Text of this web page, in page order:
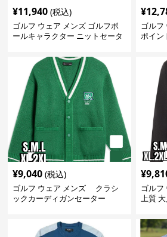
¥11,940 (税込)
ゴルフ ウェア メンズ ゴルフボ
ールキャラクター ニットセータ
¥
ゴルフ
ポイン
¥9,040 (税込)
ゴルフ ウェア メンズ クラシ
ックカーディガンセーター
¥
ゴルフ
上質